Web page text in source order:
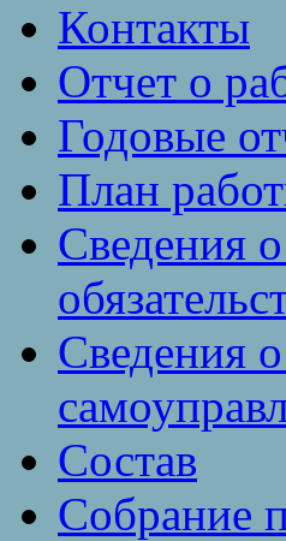
Контакты
Отчет о
Годовые
План
Сведения
Сведения
Состав
Собрание